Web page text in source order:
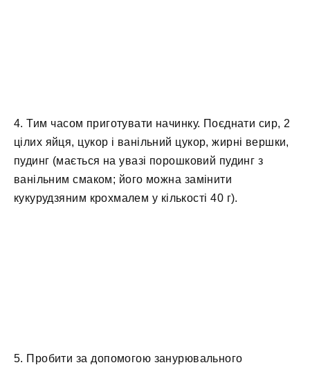
4. Тим часом приготувати начинку. Поєднати сир, 2
цілих яйця, цукор і ванільний цукор, жирні вершки,
пудинг (мається на увазі порошковий пудинг з
ванільним смаком; його можна замінити
кукурудзяним крохмалем у кількості 40 г).
5. Пробити за допомогою занурювального